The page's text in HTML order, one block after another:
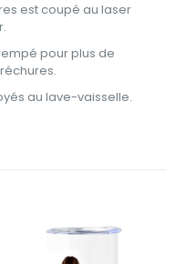
est coupé au laser
pour plus de
au lave-vaisselle.